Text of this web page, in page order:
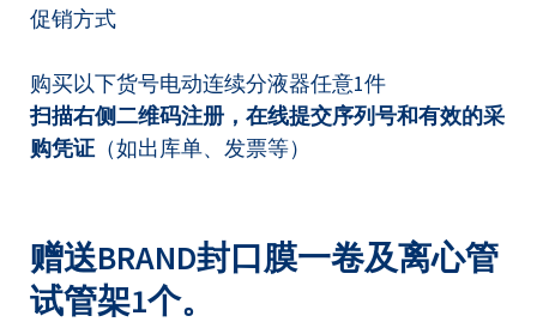
促销方式
购买以下货号电动连续分液器任意1件
扫描右侧二维码注册，在线提交序列号和有效的采
购凭证 （如出库单、发票等）
赠送BRAND封口膜一卷及离心管
试管架1个。